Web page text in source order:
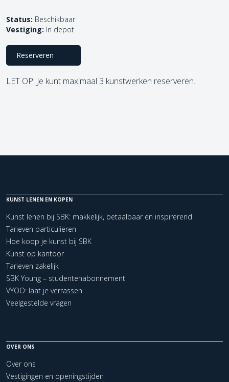
Status: Beschikbaar
Vestiging: In depot
Reserveren
LET OP! Je kunt maximaal 3 kunstwerken reserveren.
KUNST LENEN EN KOPEN
Kunst lenen bij SBK: makkelijk, betaalbaar en inspirerend
Tarieven particulieren
Hoe koop je kunst bij SBK
Kunst op kantoor
Tarieven zakelijk
SBK Young – studentenabonnement
VYOO: laat je verrassen
Veelgestelde vragen
OVER ONS
Over ons
Vestigingen en openingstijden